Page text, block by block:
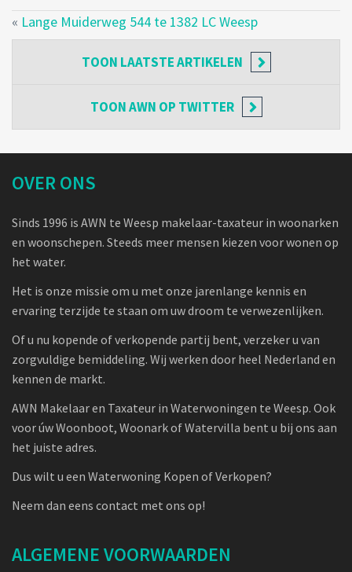
« Lange Muiderweg 544 te 1382 LC Weesp
TOON LAATSTE ARTIKELEN
TOONAWN OP TWITTER
OVER ONS
Sinds 1996 is AWN te Weesp makelaar-taxateur in woonarken
en woonschepen. Steeds meer mensen kiezen voor wonen op
het water.
Het is onze missie om u met onze jarenlange kennis en
ervaring terzijde te staan om uw droom te verwezenlijken.
Of u nu kopende of verkopende partij bent, verzeker u van
zorgvuldige bemiddeling. Wij werken door heel Nederland en
kennen de markt.
AWN Makelaar en Taxateur in Waterwoningen te Weesp. Ook
voor úw Woonboot, Woonark of Watervilla bent u bij ons aan
het juiste adres.
Dus wilt u een Waterwoning Kopen of Verkopen?
Neem dan eens contact met ons op!
ALGEMENE VOORWAARDEN